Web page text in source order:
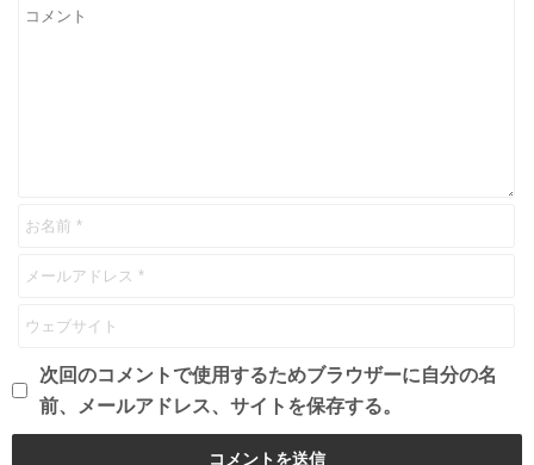
次回のコメントで使用するためブラウザーに自分の名
前、メールアドレス、サイトを保存する。